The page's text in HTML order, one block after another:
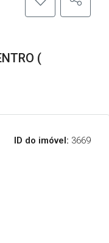
(
ID do imóvel: 3669